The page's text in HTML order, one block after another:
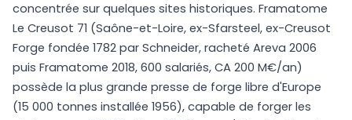
concentrée sur quelques sites historiques. Framatome
Le Creusot 71 (Saône-et-Loire, ex-Sfarsteel, ex-Creusot
Forge fondée 1782 par Schneider, racheté Areva 2006
puis Framatome 2018, 600 salariés, CA 200 M€/an)
possède la plus grande presse de forge libre d'Europe
(15 000 tonnes installée 1956), capable de forger les